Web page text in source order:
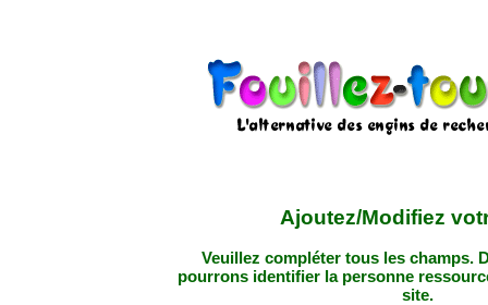
Ajoutez/Modifiez
Veuillez compléter tous les champs.
pourrons identifier la personne
site.